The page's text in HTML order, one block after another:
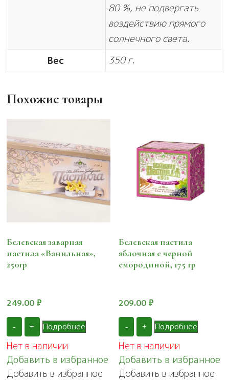
80 %, не подвергать
воздействию прямого
солнечного света.
Вес
350 г.
Похожие товары
Белевская заварная
пастила «Ванильная»,
250гр
249.00 ₽
- + Подробнее
Нет в наличии
Добавить в избранное
Добавить в избранное
Белевская пастила
яблочная с черной
смородиной, 175 гр
209.00₽
- + Подробнее
Нет в наличии
Добавить в избранное
Добавить в избранное